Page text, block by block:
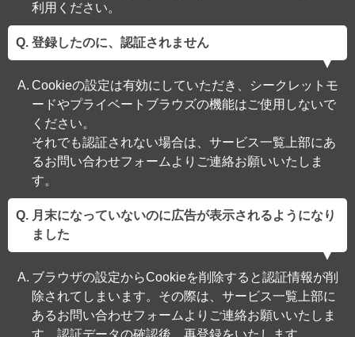
利用ください。
登録したのに、認証されません
Cookieの設定は有効にしていただき、シークレットモ
ードやプライベートブラウズの機能はご使用しないで
ください。
それでも認証されない場合は、サービス一覧上部にあ
るお問い合わせフォームよりご連絡お願いいたしま
す。
月末になっていないのに広告が表示されるようになり
ました
ブラウザの設定からCookieを削除すると認証情報が削
除されてしまいます。その際は、サービス一覧上部に
あるお問い合わせフォームよりご連絡お願いいたしま